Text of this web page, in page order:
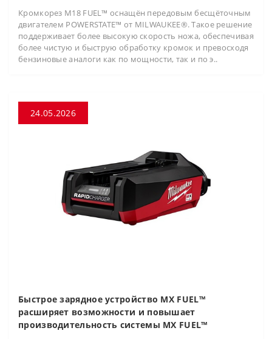
Кромкорез M18 FUEL™ оснащён передовым бесщёточным
двигателем POWERSTATE™ от MILWAUKEE®. Такое решение
поддерживает более высокую скорость ножа, обеспечивая
более чистую и быструю обработку кромок и превосходя
бензиновые аналоги как по мощности, так и по э..
24.05.2026
Быстрое зарядное устройство MX FUEL™
расширяет возможности и повышает
производительность системы MX FUEL™